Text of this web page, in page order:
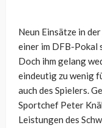
Neun Einsätze in
einer im DFB-Pokal
Doch ihm gelang
eindeutig zu wenig
auch des Spielers.
Sportchef Peter
Leistungen des